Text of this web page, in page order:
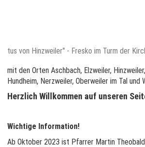
von Hinzweiler" - Fresko im Turm der
mit den Orten Aschbach, Elzweiler,
Hundheim, Nerzweiler, Oberweiler im Tal und
Herzlich Willkommen auf unseren
Wichtige Information!
Ab Oktober 2023 ist Pfarrer Martin